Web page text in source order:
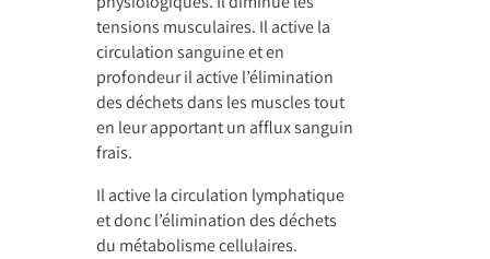
tensions musculaires. Il active la
circulation sanguine et en
profondeur il active l’élimination
des déchets dans les muscles tout
en leur apportant un afflux sanguin
frais.
Il active la circulation lymphatique
et donc l’élimination des déchets
du métabolisme cellulaires.